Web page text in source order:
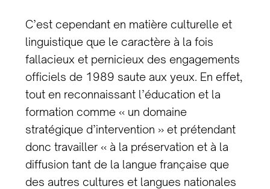
C’est cependant en matière culturelle et
linguistique que le caractère à la fois
fallacieux et pernicieux des engagements
officiels de 1989 saute aux yeux. En effet,
tout en reconnaissant l’éducation et la
formation comme « un domaine
stratégique d’intervention » et prétendant
donc travailler « à la préservation et à la
diffusion tant de la langue française que
des autres cultures et langues nationales